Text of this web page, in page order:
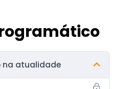
na atualidade